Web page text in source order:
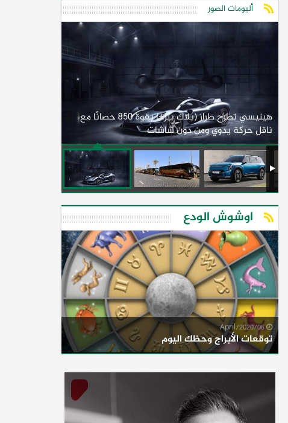
ألبومات الصور
هينيسي تطرح طراز (بلاك بيرد) بقوة 850 حصانًا مع
ناقل حركة يدوي ومن دون شاشات
اوشوش الودع
06/April/2020
توقعات الأبراج وحظك اليوم